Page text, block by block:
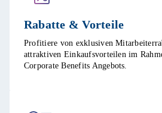
Rabatte & Vorteile​
Profitiere von exklusiven
attraktiven Einkaufsvorteilen im
Corporate Benefits Angebots. ​